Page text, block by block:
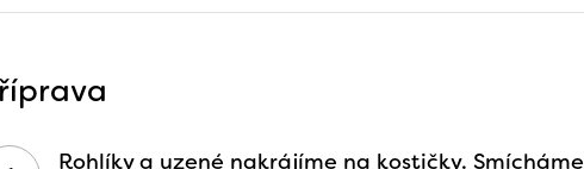
Rohlíky a uzené nakrájíme na kostičky. Smícháme